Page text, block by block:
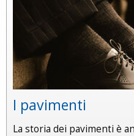
I pavimenti
La storia dei pavimenti è